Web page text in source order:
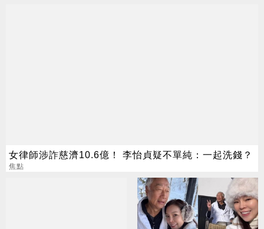
女律師涉詐慈濟10.6億！ 李怡貞疑不單純：一起洗錢？
焦點